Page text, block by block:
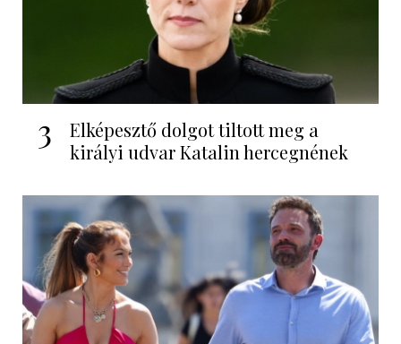
3
Elképesztő dolgot tiltott meg a
királyi udvar Katalin hercegnének